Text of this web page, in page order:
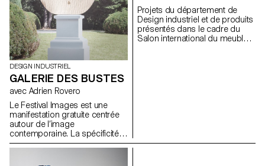
DESIGN INDUSTRIEL
GALERIE DES BUSTES
avec Adrien Rovero
Le Festival Images est une
manifestation gratuite centrée
autour de l’image
contemporaine. La spécificité
du Festival Images est de
Projets du département de
Design industriel et de produits
présentés dans le cadre du
Salon international du meuble